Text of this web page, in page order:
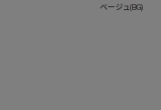
ベージュ(BG)